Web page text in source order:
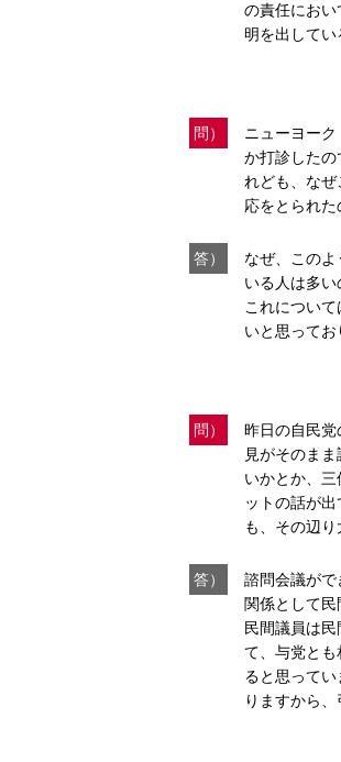
の責任にお
明を出して
問）
ニューヨー
か打診した
れども、な
応をとられた
答）
なぜ、この
いる人は多
これについ
いと思ってお
問）
昨日の自民
見がそのま
いかとか、
ットの話が
も、その辺り
答）
諮問会議が
関係として
民間議員は
て、与党と
ると思って
りますから